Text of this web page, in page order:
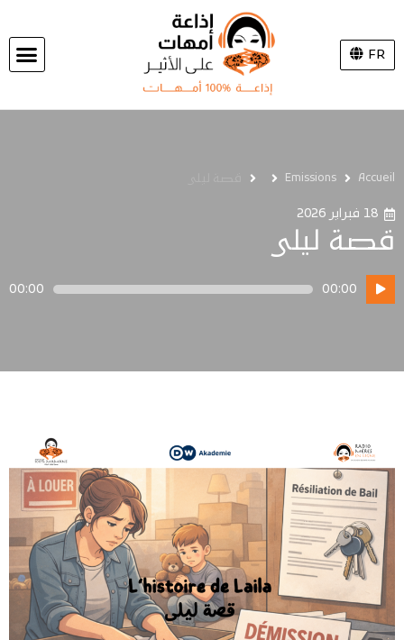
FR
Accueil
Emissions
18 فبراير 2026
قصة ليلى
مشغل
الصوت
00:00
00:00